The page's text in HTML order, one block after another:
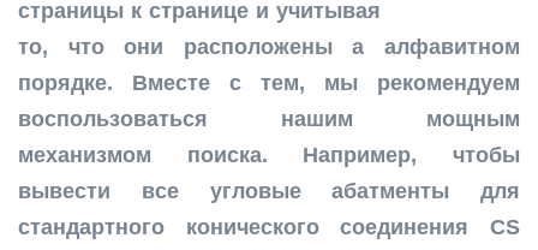
страницы к странице и учитывая
то, что они расположены а алфавитном
порядке. Вместе с тем, мы рекомендуем
воспользоваться нашим мощным
механизмом поиска. Например, чтобы
вывести все угловые абатменты для
стандартного конического соединения CS